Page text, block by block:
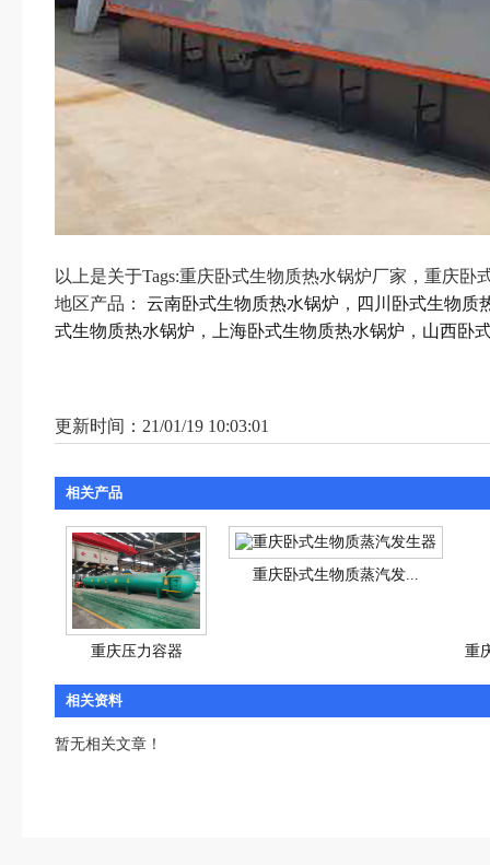
以上是关于Tags:重庆卧式生物质热水锅炉厂家，重庆
地区产品： 云南卧式生物质热水锅炉 ， 四川卧式生物质
式生物质热水锅炉 ， 上海卧式生物质热水锅炉 ， 山西卧
更新时间：21/01/19 10:03:01
相关产品
重庆压力容器
重庆卧式生物质蒸汽发...
重
相关资料
暂无相关文章！